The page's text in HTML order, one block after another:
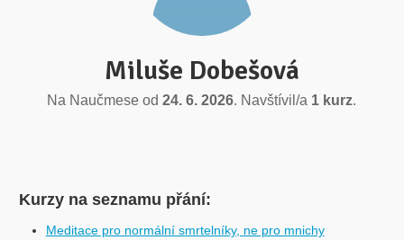
Miluše Dobešová
Na Naučmese od24. 6. 2026. Navštívil/a 1 kurz.
Kurzy na seznamu přání:
Meditace pro normální smrtelníky, ne pro mnichy